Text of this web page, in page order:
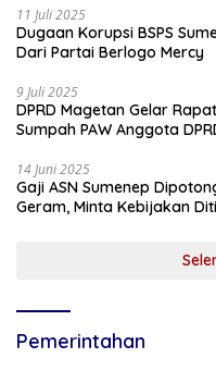
11 Juli 2025
Dugaan Korupsi BSPS
Dari Partai Berlogo Mercy
9 Juli 2025
DPRD Magetan Gelar
Sumpah PAW Anggota
14 Juni 2025
Gaji ASN Sumenep
Geram, Minta Kebijakan
Pemerintahan